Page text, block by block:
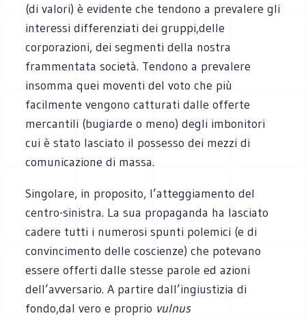
(di valori) è evidente che tendono a prevalere gli
interessi differenziati dei gruppi,delle
corporazioni, dei segmenti della nostra
frammentata società. Tendono a prevalere
insomma quei moventi del voto che più
facilmente vengono catturati dalle offerte
mercantili (bugiarde o meno) degli imbonitori
cui è stato lasciato il possesso dei mezzi di
comunicazione di massa.
Singolare, in proposito, l’atteggiamento del
centro-sinistra. La sua propaganda ha lasciato
cadere tutti i numerosi spunti polemici (e di
convincimento delle coscienze) che potevano
essere offerti dalle stesse parole ed azioni
dell’avversario. A partire dall’ingiustizia di
fondo,dal vero e proprio vulnus